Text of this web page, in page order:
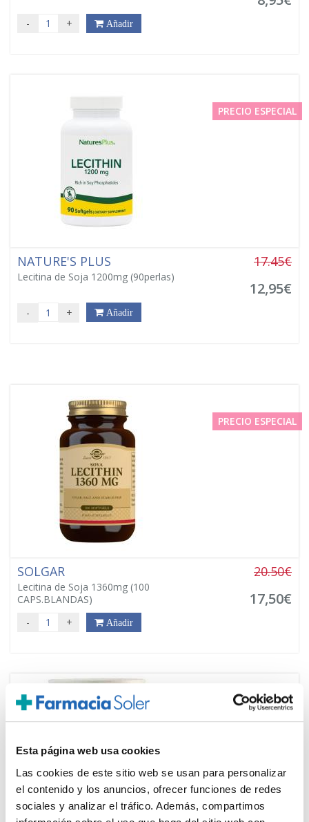
Esta página web usa cookies
Las cookies de este sitio web se usan para personalizar
el contenido y los anuncios, ofrecer funciones de redes
sociales y analizar el tráfico. Además, compartimos
- + Añadir
PRECIO ESPECIAL
NATURE'S PLUS
Lecitina de Soja 1200mg (90perlas)
17.45€
12,95€
- + Añadir
PRECIO ESPECIAL
SOLGAR
Lecitina de Soja 1360mg (100
CAPS.BLANDAS)
20.50€
17,50€
- + Añadir
PRECIO ESPECIAL